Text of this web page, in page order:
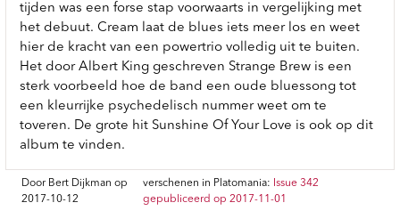
tijden was een forse stap voorwaarts in vergelijking met
het debuut. Cream laat de blues iets meer los en weet
hier de kracht van een powertrio volledig uit te buiten.
Het door Albert King geschreven Strange Brew is een
sterk voorbeeld hoe de band een oude bluessong tot
een kleurrijke psychedelisch nummer weet om te
toveren. De grote hit Sunshine Of Your Love is ook op dit
album te vinden.
Door Bert Dijkman op
2017-10-12
verschenen in Platomania: Issue 342
gepubliceerd op 2017-11-01